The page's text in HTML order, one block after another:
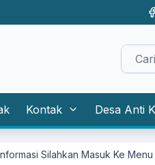
Kontak Desa Anti
Masuk Ke Menu PPID